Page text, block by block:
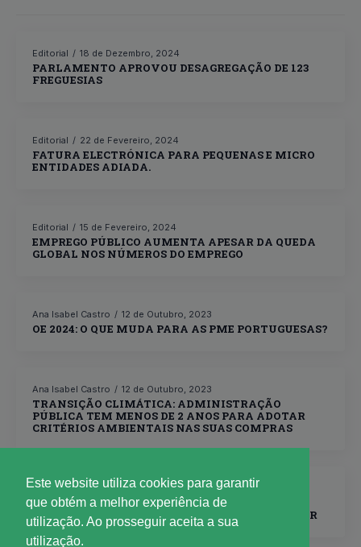
PARLAMENTO APROVOU DESAGREGAÇÃO DE 123
FREGUESIAS
Editorial 18 de Dezembro, 2024
FATURA ELECTRÓNICA PARA PEQUENAS E MICRO
ENTIDADES ADIADA.
Editorial 22 de Fevereiro, 2024
EMPREGO PÚBLICO AUMENTA APESAR DA QUEDA
GLOBAL NOS NÚMEROS DO EMPREGO
Editorial 15 de Fevereiro, 2024
OE 2024: O QUE MUDA PARA AS PME PORTUGUESAS?
Ana Isabel Castro 12 de Outubro, 2023
TRANSIÇÃO CLIMÁTICA: ADMINISTRAÇÃO
PÚBLICA TEM MENOS DE 2 ANOS PARA ADOTAR
CRITÉRIOS AMBIENTAIS NAS SUAS COMPRAS
Ana Isabel Castro 12 de Outubro, 2023
CORTES NAS AJUDAS DE CUSTO E SUBSÍDIO DE
TRANSPORTE NA FUNÇÃO PUBLICA VÃO ACABAR
Ana Isabel Castro 12 de Outubro, 2023
Este website utiliza cookies para garantir
que obtém a melhor experiência de
utilização. Ao prosseguir aceita a sua
utilização.